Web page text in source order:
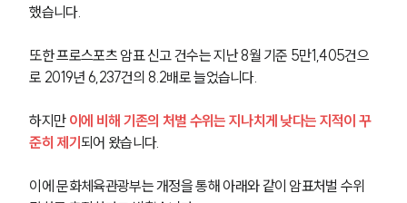
했습니다.
또한 프로스포츠 암표 신고 건수는 지난 8월 기준 5만1,405건으
로 2019년 6,237건의 8.2배로 늘었습니다.
하지만 이에 비해 기존의 처벌 수위는 지나치게 낮다는 지적이 꾸
준히 제기되어 왔습니다.
이에 문화체육관광부는 개정을 통해 아래와 같이 암표처벌 수위